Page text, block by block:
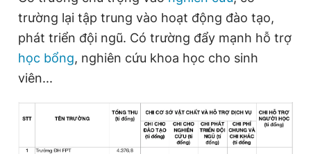
trường lại tập trung vào hoạt động đào tạo,
phát triển đội ngũ. Có trường đẩy mạnh hỗ trợ
học bổng, nghiên cứu khoa học cho sinh
viên...